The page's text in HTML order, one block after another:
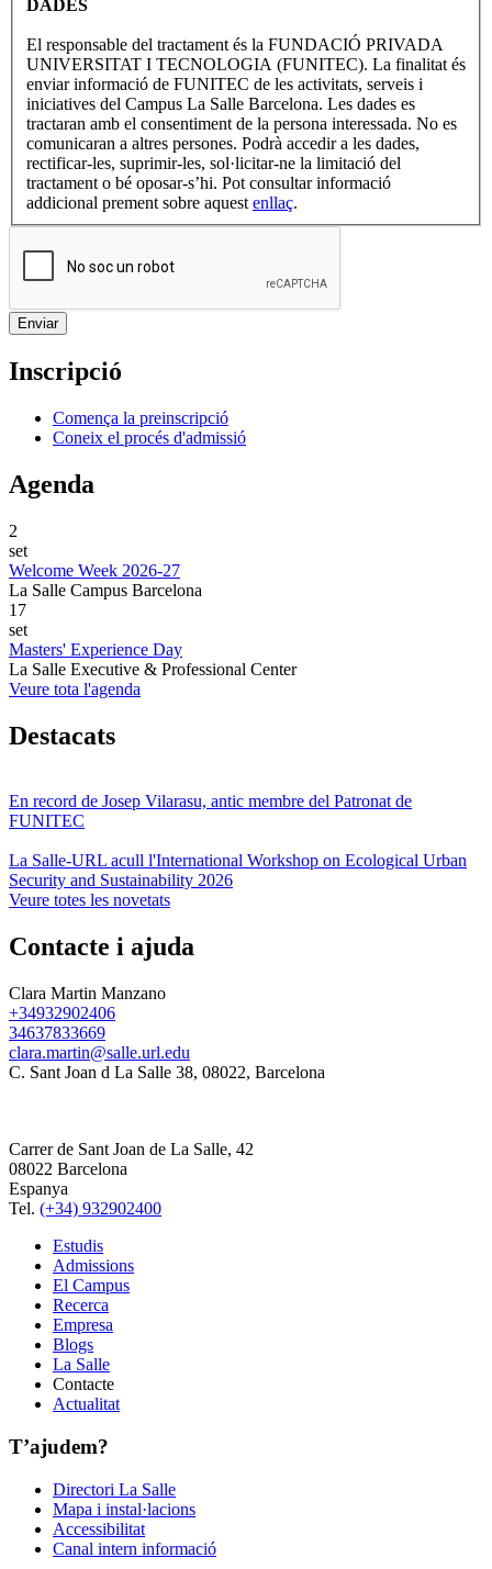
DADES
El responsable del tractament és la FUNDACIÓ PRIVADA
UNIVERSITAT I TECNOLOGIA (FUNITEC). La finalitat és
enviar informació de FUNITEC de les activitats, serveis i
iniciatives del Campus La Salle Barcelona. Les dades es
tractaran amb el consentiment de la persona interessada. No es
comunicaran a altres persones. Podrà accedir a les dades,
rectificar-les, suprimir-les, sol·licitar-ne la limitació del
tractament o bé oposar-s’hi. Pot consultar informació
addicional prement sobre aquest enllaç.
Inscripció
Comença la preinscripció
Coneix el procés d'admissió
Agenda
2
set
Welcome Week 2026-27
La Salle Campus Barcelona
17
set
Masters' Experience Day
La Salle Executive & Professional Center
Veure tota l'agenda
Destacats
En record de Josep Vilarasu, antic membre del Patronat de
FUNITEC
La Salle-URL acull l'International Workshop on Ecological Urban
Security and Sustainability 2026
Veure totes les novetats
Contacte i ajuda
Clara Martin Manzano
+34932902406
34637833669
clara.martin@salle.url.edu
C. Sant Joan d La Salle 38, 08022, Barcelona
Carrer de Sant Joan de La Salle, 42
08022 Barcelona
Espanya
Tel. (+34) 932902400
Estudis
Admissions
El Campus
Recerca
Empresa
Blogs
La Salle
Contacte
Actualitat
T’ajudem?
Directori La Salle
Mapa i instal·lacions
Accessibilitat
Canal intern informació